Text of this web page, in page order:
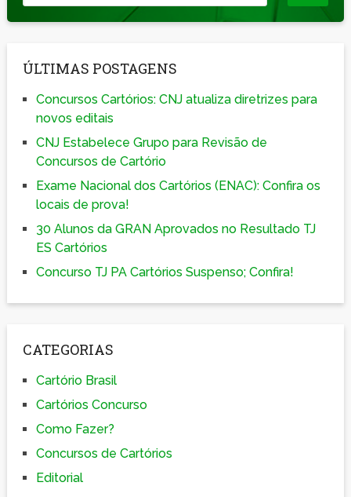
ÚLTIMAS POSTAGENS
Concursos Cartórios: CNJ atualiza diretrizes para
novos editais
CNJ Estabelece Grupo para Revisão de
Concursos de Cartório
Exame Nacional dos Cartórios (ENAC): Confira os
locais de prova!
30 Alunos da GRAN Aprovados no Resultado TJ
ES Cartórios
Concurso TJ PA Cartórios Suspenso; Confira!
CATEGORIAS
Cartório Brasil
Cartórios Concurso
Como Fazer?
Concursos de Cartórios
Editorial